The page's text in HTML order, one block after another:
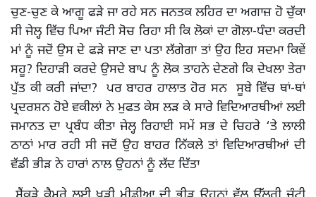
ਚੁਣ-ਚੁਣ ਕੇ ਆਗੂ ਫੜੇ ਜਾ ਰਹੇ ਸਨ ਜਨਤਕ ਲਹਿਰ ਦਾ ਅਗਾਜ਼ ਹੋ ਚੁੱਕਾ
ਸੀ ਜੇਲ੍ਹ ਵਿੱਚ ਪਿਆ ਜੰਟੀ ਸੋਚ ਰਿਹਾ ਸੀ ਕਿ ਲੋਕਾਂ ਦਾ ਗੋਲਾ-ਧੰਦਾ ਕਰਦੀ
ਮਾਂ ਨੂੰ ਜਦੋਂ ਉਸ ਦੇ ਫੜੇ ਜਾਣ ਦਾ ਪਤਾ ਲੱਗੇਗਾ ਤਾਂ ਉਹ ਇਹ ਸਦਮਾ ਕਿਵੇਂ
ਸਹੂ? ਦਿਹਾੜੀ ਕਰਦੇ ਉਸਦੇ ਬਾਪ ਨੂੰ ਲੋਕ ਤਾਹਨੇ ਦੇਣਗੇ ਕਿ ਦੇਖਲਾ ਤੇਰਾ
ਪੁੱਤ ਕੀ ਕਰੀ ਜਾਂਦਾ? ਪਰ ਬਾਹਰ ਹਾਲਾਤ ਹੋਰ ਸਨ ਸੂਬੇ ਵਿੱਚ ਥਾਂ-ਥਾਂ
ਪ੍ਰਦਰਸ਼ਨ ਹੋਏ ਵਕੀਲਾਂ ਨੇ ਮੁਫਤ ਕੇਸ ਲੜ ਕੇ ਸਾਰੇ ਵਿਦਿਆਰਥੀਆਂ ਲਈ
ਜਮਾਨਤ ਦਾ ਪ੍ਰਬੰਧ ਕੀਤਾ ਜੇਲ੍ਹ ਰਿਹਾਈ ਸਮੇਂ ਸਭ ਦੇ ਚਿਹਰੇ ‘ਤੇ ਲਾਲੀ
ਠਾਠਾਂ ਮਾਰ ਰਹੀ ਸੀ ਜਦੋਂ ਉਹ ਬਾਹਰ ਨਿੱਕਲੇ ਤਾਂ ਵਿਦਿਆਰਥੀਆਂ ਦੀ
ਵੱਡੀ ਭੀੜ ਨੇ ਹਾਰਾਂ ਨਾਲ ਉਹਨਾਂ ਨੂੰ ਲੱਦ ਦਿੱਤਾ